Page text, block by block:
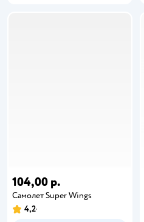
104,00 р.
Самолет Super Wings
4,2